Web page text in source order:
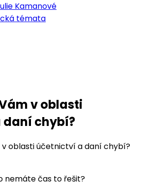
Kamanové
témata
v oblasti
chybí?
nemáte čas to řešit?